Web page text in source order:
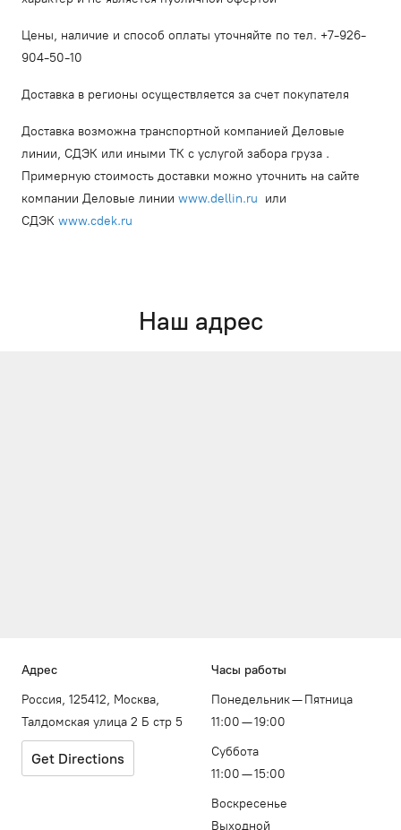
Цены, наличие и способ оплаты уточняйте по тел. +7-926-
904-50-10
Доставка в регионы осуществляется за счет покупателя
Доставка возможна транспортной компанией Деловые
линии, СДЭК или иными ТК с услугой забора груза .
Примерную стоимость доставки можно уточнить на сайте
компании Деловые линии www.dellin.ru или
СДЭК www.cdek.ru
Наш адрес
Адрес
Россия, 125412, Москва,
Талдомская улица 2 Б стр 5
Get Directions
Часы работы
Понедельник — Пятница
11:00 — 19:00
Суббота
11:00 — 15:00
Воскресенье
Выходной